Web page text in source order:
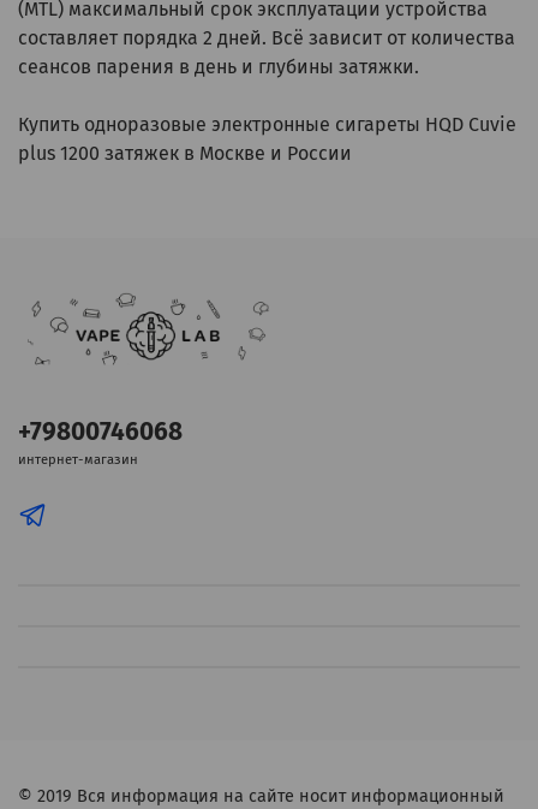
(MTL) максимальный срок эксплуатации устройства
составляет порядка 2 дней. Всё зависит от количества
сеансов парения в день и глубины затяжки.
Купить одноразовые электронные сигареты HQD Cuvie
plus 1200 затяжек в Москве и России
+79800746068
интернет-магазин
© 2019 Вся информация на сайте носит информационный